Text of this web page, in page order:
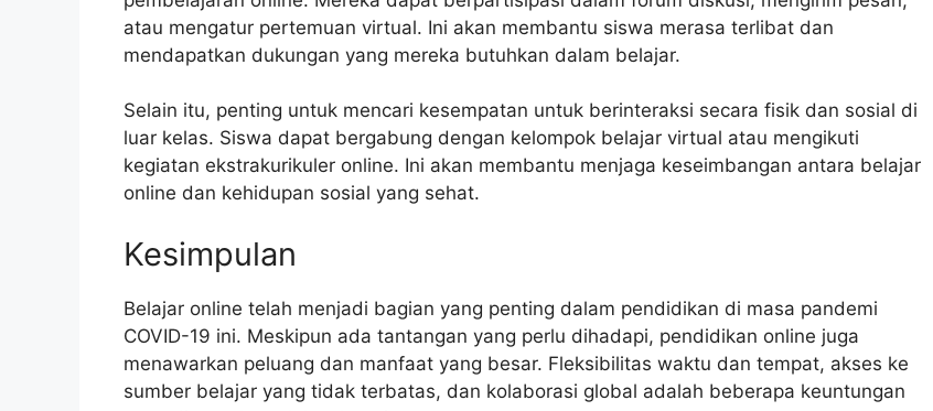
atau mengatur pertemuan virtual. Ini akan membantu siswa merasa terlibat dan
mendapatkan dukungan yang mereka butuhkan dalam belajar.
Selain itu, penting untuk mencari kesempatan untuk berinteraksi secara fisik dan sosial di
luar kelas. Siswa dapat bergabung dengan kelompok belajar virtual atau mengikuti
kegiatan ekstrakurikuler online. Ini akan membantu menjaga keseimbangan antara belajar
online dan kehidupan sosial yang sehat.
Kesimpulan
Belajar online telah menjadi bagian yang penting dalam pendidikan di masa pandemi
COVID-19 ini. Meskipun ada tantangan yang perlu dihadapi, pendidikan online juga
menawarkan peluang dan manfaat yang besar. Fleksibilitas waktu dan tempat, akses ke
sumber belajar yang tidak terbatas, dan kolaborasi global adalah beberapa keuntungan